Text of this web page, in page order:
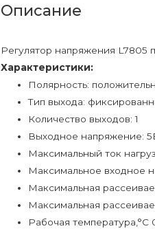
Описание
Регулятор напряжения L7805
Характеристики:
Полярность:
Тип выхода:
Количество выходов: 1
Выходное напряжение:
Максимальный ток
Максимальное входное
Максимальная
Максимальная
Рабочая температура,°C